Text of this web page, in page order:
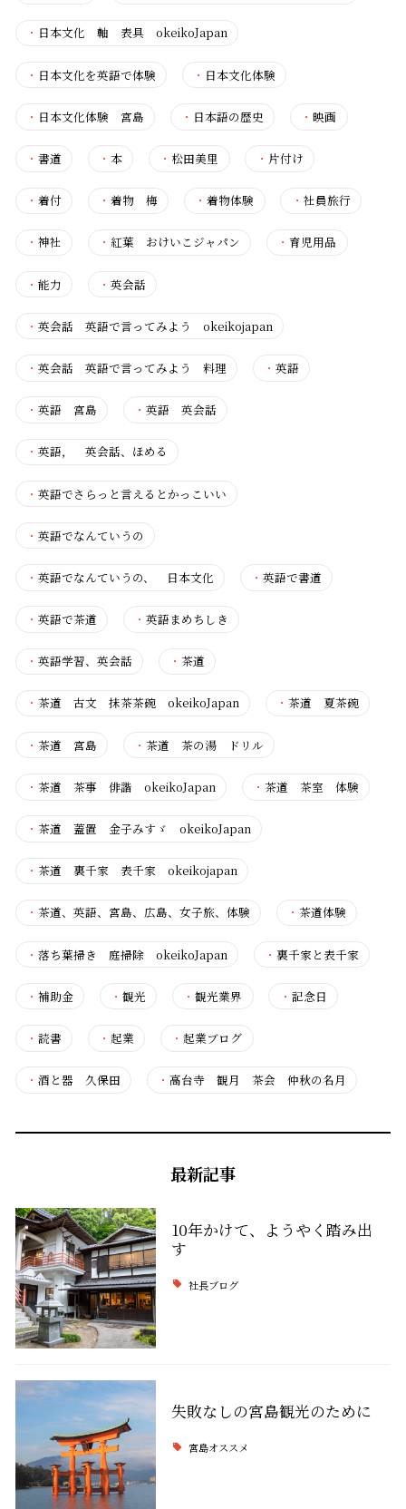
・ 日本文化 軸 表具 okeikoJapan
・ 日本文化を英語で体験 ・ 日本文化体験
・ 日本文化体験 宮島 ・ 日本語の歴史 ・映画
・ 書道 ・本 ・ 松田美里 ・ 片付け
・ 着付 ・着物 梅 ・着物体験 ・ 社員旅行
・ 神社 ・紅葉 おけいこジャパン ・育児用品
・ 能力 ・英会話
・ 英会話 英語で言ってみよう okeikojapan
・ 英会話 英語で言ってみよう 料理 ・英語
・ 英語 宮島 ・英語 英会話
・ 英語， 英会話、ほめる
・ 英語でさらっと言えるとかっこいい
・ 英語でなんていうの
・ 英語でなんていうの、 日本文化 ・英語で書道
・ 英語で茶道 ・英語まめちしき
・ 英語学習、英会話 ・茶道
・ 茶道 古文 抹茶茶碗 okeikoJapan ・茶道 夏茶碗
・ 茶道 宮島 ・茶道 茶の湯 ドリル
・ 茶道 茶事 俳諧 okeikoJapan ・茶道 茶室 体験
・ 茶道 蓋置 金子みすゞ okeikoJapan
・ 茶道 裏千家 表千家 okeikojapan
・ 茶道、英語、宮島、広島、女子旅、体験 ・茶道体験
・ 落ち葉掃き 庭掃除 okeikoJapan ・裏千家と表千家
・ 補助金 ・観光 ・観光業界 ・ 記念日
・ 読書 ・起業 ・起業ブログ
・ 酒と器 久保田 ・高台寺 観月 茶会 仲秋の名月
最新記事
10年かけて、ようやく踏み出
す
社長ブログ
失敗なしの宮島観光のために
宮島オススメ